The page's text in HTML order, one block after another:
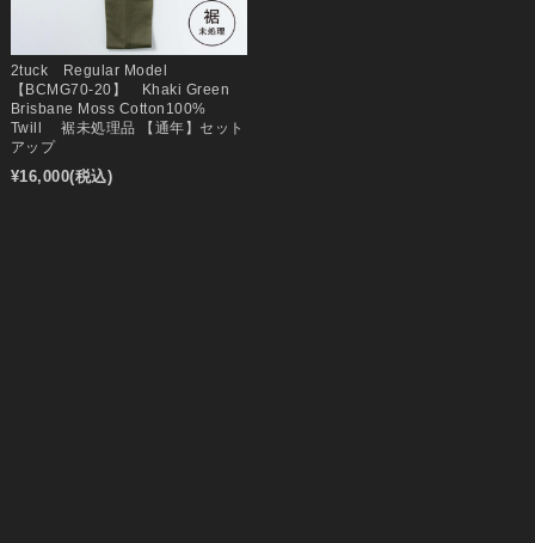
2tuck Regular Model
【BCMG70-20】 Khaki Green
Brisbane Moss Cotton100%
Twill 裾未処理品 【通年】セット
アップ
¥16,000(税込)